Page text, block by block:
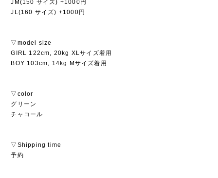
JM(150 サイズ) +1000円
JL(160 サイズ) +1000円
▽model size
GIRL 122cm, 20kg XLサイズ着用
BOY 103cm, 14kg Mサイズ着用
▽color
グリーン
チャコール
▽Shipping time
予約